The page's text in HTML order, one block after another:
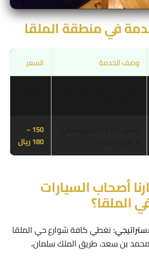
في منطقة الملقا
وصف الخدمة
السعر
150 –
180 ريال
أصحاب السيارات
الملقا؟
نغطي كافة شوارع حي الملقا
محمد بن سعد، طريق الملك سلمان،